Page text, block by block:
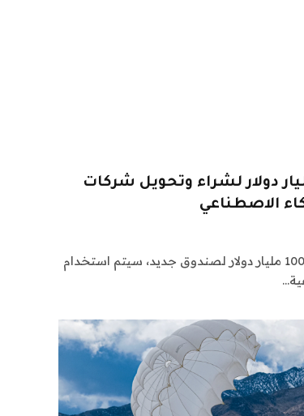
إن جيف بيزوس يريد 100 مليار دولار لشراء وتحويل شركات
الاصطناعي
يقال إن جيف بيزوس يسعى للحصول على 100 مليار دولار لصندوق جديد، سيتم استخدام